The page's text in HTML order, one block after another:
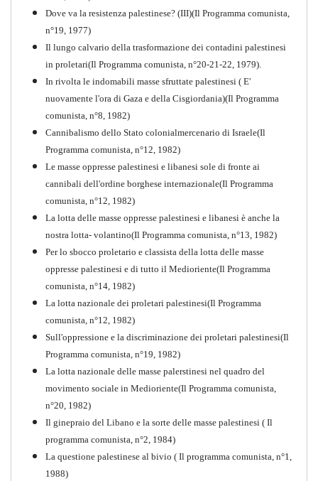
Perchè la Russia non era
comunista
Quaderno n°10
1917-2017 Ieri Oggi Domani
PDF Quaderno n°9
Dove va la resistenza palestinese? (III)(Il Programma comunista,
n°19, 1977)
Il lungo calvario della trasformazione dei contadini palestinesi
in proletari(Il Programma comunista, n°20-21-22, 1979).
In rivolta le indomabili masse sfruttate palestinesi ( E'
nuovamente l'ora di Gaza e della Cisgiordania)(Il Programma
comunista, n°8, 1982)
Cannibalismo dello Stato colonialmercenario di Israele(Il
Programma comunista, n°12, 1982)
Le masse oppresse palestinesi e libanesi sole di fronte ai
cannibali dell'ordine borghese internazionale(Il Programma
comunista, n°12, 1982)
La lotta delle masse oppresse palestinesi e libanesi è anche la
nostra lotta- volantino(Il Programma comunista, n°13, 1982)
Per lo sbocco proletario e classista della lotta delle masse
oppresse palestinesi e di tutto il Medioriente(Il Programma
comunista, n°14, 1982)
La lotta nazionale dei proletari palestinesi(Il Programma
comunista, n°12, 1982)
Sull'oppressione e la discriminazione dei proletari palestinesi(Il
Programma comunista, n°19, 1982)
La lotta nazionale delle masse palerstinesi nel quadro del
movimento sociale in Medioriente(Il Programma comunista,
n°20, 1982)
Il ginepraio del Libano e la sorte delle masse palestinesi ( Il
programma comunista, n°2, 1984)
La questione palestinese al bivio ( Il programma comunista, n°1,
1988)